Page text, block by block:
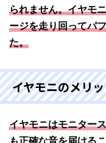
られません。イヤモ
ージを走り回ってパ
た。
イヤモニのメリ
イヤモニはモニター